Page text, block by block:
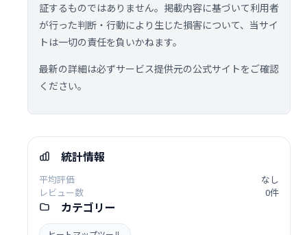
証するものではありません。掲載内容に基づいて利用者
が行った判断・行動により生じた損害について、当サイ
トは一切の責任を負いかねます。
最新の詳細は必ずサービス提供元の公式サイトをご確認
ください。
統計情報
平均評価
なし
レビュー数
0件
カテゴリー